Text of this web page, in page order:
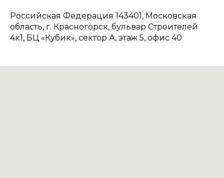
Российская Федерация 143401, Московская
область, г. Красногорск, бульвар Строителей
4к1, БЦ «Кубик», сектор А, этаж 5, офис 40